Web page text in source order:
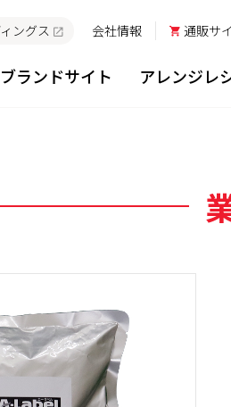
ングス 会社情報 通販サ
ブランドサイト アレンジレ